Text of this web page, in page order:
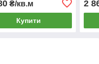
₴/кв.м
Купити
2